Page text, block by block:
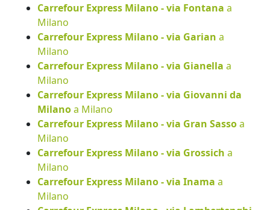
Carrefour Express Milano - via Fontana a
Milano
Carrefour Express Milano - via Garian a
Milano
Carrefour Express Milano - via Gianella a
Milano
Carrefour Express Milano - via Giovanni da
Milanoa Milano
Carrefour Express Milano - via Gran Sassoa
Milano
Carrefour Express Milano - via Grossich a
Milano
Carrefour Express Milano - via Inama a
Milano